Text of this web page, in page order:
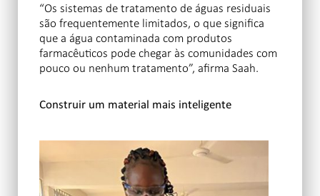
“Os sistemas de tratamento de águas residuais
são frequentemente limitados, o que significa
que a água contaminada com produtos
farmacêuticos pode chegar às comunidades com
pouco ou nenhum tratamento”, afirma Saah.
Construir um material mais inteligente